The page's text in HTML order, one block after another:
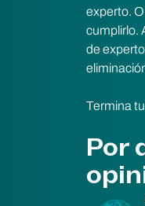
experto.
cumplirlo.
de
Termina
Por